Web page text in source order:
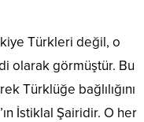
Türkleri değil, o
olarak görmüştür. Bu
Türklüğe bağlılığını
İstiklal Şairidir. O her